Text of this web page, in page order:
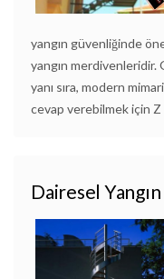
yangın güvenliğinde
yangın merdivenleridir.
yanı sıra, modern
cevap verebilmek için
Dairesel